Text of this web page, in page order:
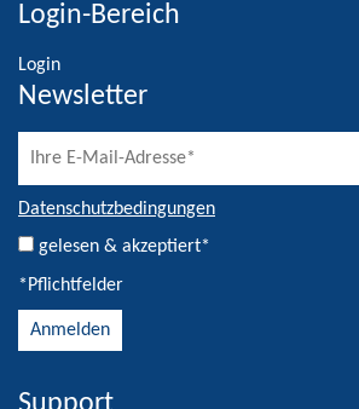
Login-Bereich
Login
Newsletter
Datenschutzbedingungen
gelesen & akzeptiert*
*Pflichtfelder
Alternative: